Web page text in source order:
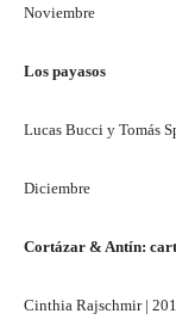
Noviembre
Los payasos
Lucas Bucci y Tomás
Diciembre
Cortázar & Antín:
Cinthia Rajschmir |